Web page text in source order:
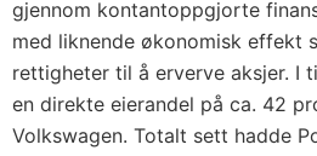
gjennom kontantoppgjorte
med liknende økonomisk effekt
rettigheter til å erverve aksjer. I
en direkte eierandel på ca. 42
Volkswagen. Totalt sett hadde